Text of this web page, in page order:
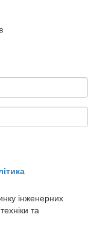
інженерних
та